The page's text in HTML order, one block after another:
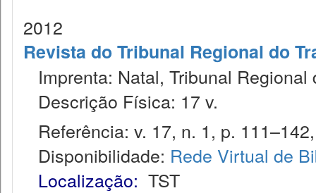
2012
Revista do Tribunal Regional do
Imprenta: Natal, Tribunal
Descrição Física: 17 v.
Referência: v. 17, n. 1, p.
Disponibilidade: Rede Virtual de
Localização: TST